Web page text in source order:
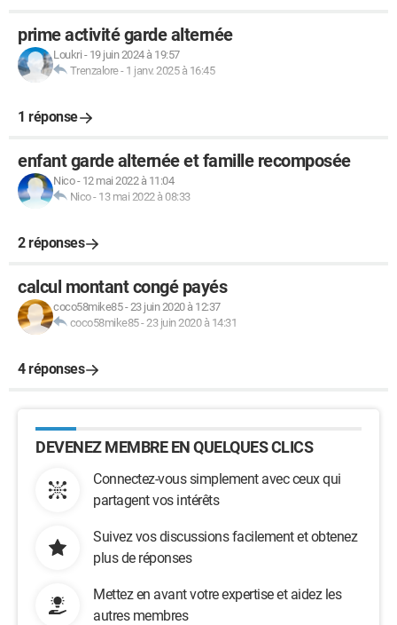
prime activité garde alternée
Loukri - 19 juin 2024 à 19:57
Trenzalore- 1 janv. 2025 à 16:45
1 réponse
enfant garde alternée et famille recomposée
Nico- 12 mai 2022 à 11:04
Nico- 13 mai 2022 à 08:33
2 réponses
calcul montant congé payés
coco58mike85-23 juin 2020 à 12:37
coco58mike85-23 juin 2020 à 14:31
4 réponses
DEVENEZ MEMBRE EN QUELQUES CLICS
Connectez-vous simplement avec ceux qui
partagent vos intérêts
Suivez vos discussions facilement et obtenez
plus de réponses
Mettez en avant votre expertise et aidez les
autres membres